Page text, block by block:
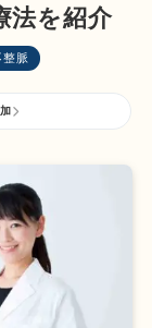
法を紹介
整脈